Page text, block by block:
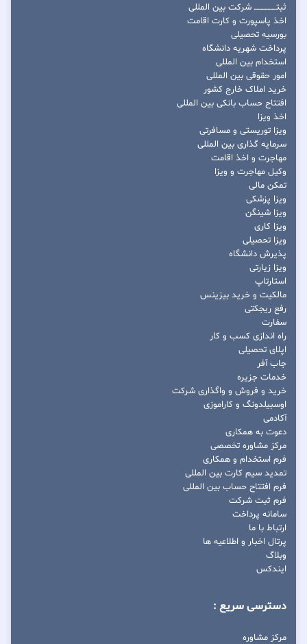
ثبتــــــــــــــــ شرکت بین المللی
اخذ پاسپورت و کارت اقامت
بورسیه تحصیلی
پرداخت شهریه دانشگاه
استخدام بین المللی
امور حقوقی بین المللی
خرید املاک خارج کشور
افتتاح حساب بانکی بین المللی
اخذ ویزا
ویزا توریستی و مسافرتی
سرمایه گذاری بین المللی
مهاجرت و اخذ اقامت
وکیل مهاجرت و ویزا
تمکن مالی
ویزا پزشکی
ویزا شینگن
ویزا کاری
ویزا تحصیلی
پذیرش دانشگاه
ویزا زیارتی
استارتاپ
مالکیت و خرید بیزینس
رفع ریجکتی
سفارت
راه اندازی کسب و کار
اپلای تحصیلی
جاب آفر
خدمات جزیره
خرید و فروش و واگذاری شرکت
اوسبیلدونگ و کاراموزی
آکادمی
دعوت به همکاری
مرکز مشاوره تخصصی
فرم استخدام و همکاری
تمدید سیم کارت بین المللی
فرم افتتاح حساب بین المللی
فرم ثبت شرکت
سامانه پرداخت
ارتباط با ما
پرتال اخبار و اطلاعیه ها
وبلاگ
ایندکس
دسترسی سریع :
مرکز مشاوره